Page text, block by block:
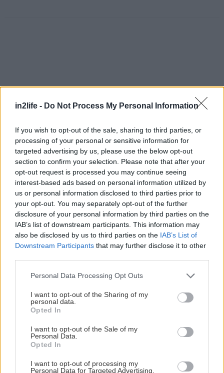
in2life - Do Not Process My Personal Information
If you wish to opt-out of the sale, sharing to third parties, or
processing of your personal or sensitive information for
targeted advertising by us, please use the below opt-out
section to confirm your selection. Please note that after your
opt-out request is processed you may continue seeing
interest-based ads based on personal information utilized by
us or personal information disclosed to third parties prior to
your opt-out. You may separately opt-out of the further
disclosure of your personal information by third parties on the
IAB’s list of downstream participants. This information may
also be disclosed by us to third parties on the IAB’s List of
Downstream Participants that may further disclose it to other
Please note that this website/app uses one or more Google
not limited to your visit or usage behaviour. You may click to
grant or deny consent to Google and its third-party tags to
use your data for below specified purposes in below Google
consent section.
Personal Data Processing Opt Outs
I want to opt-out of the Sharing of my
personal data.
Opted In
I want to opt-out of the Sale of my
Personal Data.
Opted In
I want to opt-out of processing my
Personal Data for Targeted Advertising.
Αναζήτηση
για...